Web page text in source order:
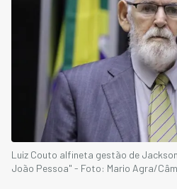
Luiz Couto alfineta gestão de
João Pessoa" - Foto: Mario Agra/